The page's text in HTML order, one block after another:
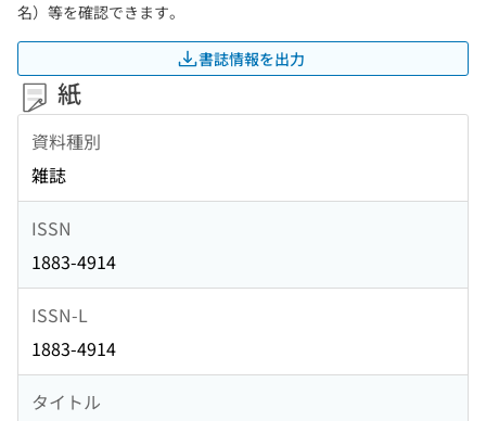
名）等を確認できます。
書誌情報を出力
紙
資料種別
雑誌
ISSN
1883-4914
ISSN-L
1883-4914
タイトル